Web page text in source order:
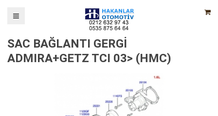
SAC BAĞLANTI GERGİ
ADMIRA+GETZ TCI 03> (HMC)